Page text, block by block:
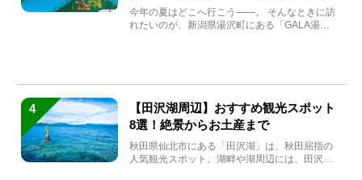
まれ変わる
今年の夏はどこへ行こう――。 そんなときに訪
れたいのが、新潟県湯沢町にある「GALA湯
4
【田沢湖周辺】おすすめ観光スポット
8選！絶景からお土産まで
秋田県仙北市にある「田沢湖」は、秋田屈指の
人気観光スポット。湖畔や湖周辺には、田沢湖